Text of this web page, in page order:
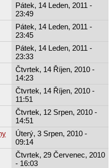
Pátek, 14 Leden, 2011 -
23:49
Pátek, 14 Leden, 2011 -
23:45
Pátek, 14 Leden, 2011 -
23:33
Čtvrtek, 14 Říjen, 2010 -
14:23
Čtvrtek, 14 Říjen, 2010 -
11:51
Čtvrtek, 12 Srpen, 2010 -
14:51
Úterý, 3 Srpen, 2010 -
09:14
Čtvrtek, 29 Červenec, 2010
- 16:03